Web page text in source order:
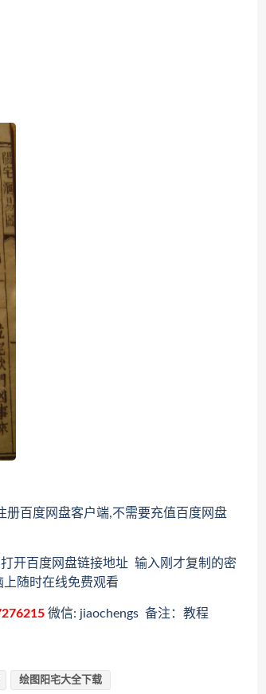
册百度网盘客户端,不需要充值百度网盘
开百度网盘链接地址 输入刚才复制的密
随时在线免费观看
微信: jiaochengs 备注：教程
绘图阳宅大全下载